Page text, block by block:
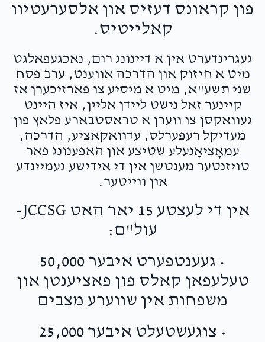
Yirmi Labkowski
פון קראונס דעזיס און אלסערעטיוו
קאלייטיס.
געגרינדערט אין א דיינונג רום, נאכגעפאלגט
מיט א חיזוק און הדרכה אווענט, ערב פסח
שני תשע"א, מיט א מיסיע צו פארזיכערן אז
קיינער זאל נישט ליידן אליין, איז היינט
געוואקסן צו ווערן א טראסטבארע פלאץ פון
מעדיקל רעפערלס, עדוואקאציע, הדרכה,
עמאָציאָנעלע שטיצע און האפענונג פאר
טויזנטער מענטשן אין די אידישע געמיינדע
און ווייטער.
אין די לעצטע 15 יאר האט JCCSG-
עול"ם:
• געענטפערט איבער 50,000
טעלעפאן קאלס פון פאציענטן און
משפחות אין שווערע מצבים
• צוגעשטעלט איבער 25,000